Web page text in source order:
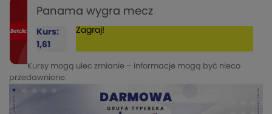
Panama wygra mecz
Kurs:
1,61
Zagraj!
Kursy mogą ulec zmianie – informacje mogą być nieco
przedawnione.